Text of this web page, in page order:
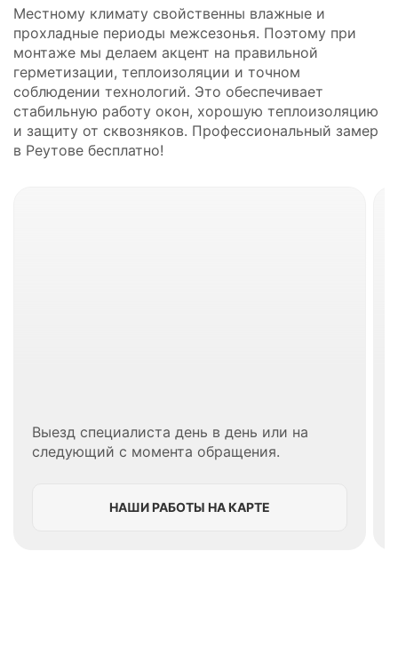
Местному климату свойственны влажные и
прохладные периоды межсезонья. Поэтому при
монтаже мы делаем акцент на правильной
герметизации, теплоизоляции и точном
соблюдении технологий. Это обеспечивает
стабильную работу окон, хорошую теплоизоляцию
и защиту от сквозняков. Профессиональный замер
в Реутове бесплатно!
Выезд специалиста день в день или на
следующий с момента обращения.
НАШИ РАБОТЫ НА КАРТЕ